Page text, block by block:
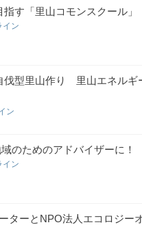
す「里山コモンスクール」
イン
型里山作り 里山エネルギ
ン
のためのアドバイザーに！
イン
ターとNPO法人エコロジー